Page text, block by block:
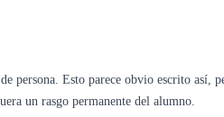
persona. Esto parece obvio escrito así,
un rasgo permanente del alumno.